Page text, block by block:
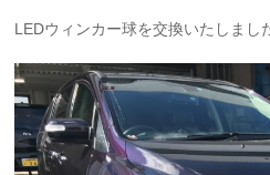
LEDウィンカー球を交換いたしまし